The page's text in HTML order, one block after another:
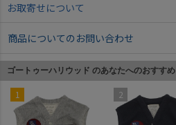
お取寄せについて
商品についてのお問い合わせ
ゴートゥーハリウッド のあなたへのおすすめ
1 2